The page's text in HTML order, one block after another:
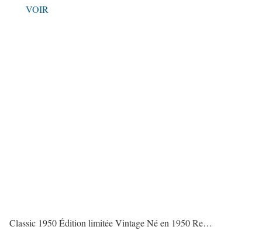
VOIR
Classic 1950 Édition limitée Vintage Né en 1950 Re…